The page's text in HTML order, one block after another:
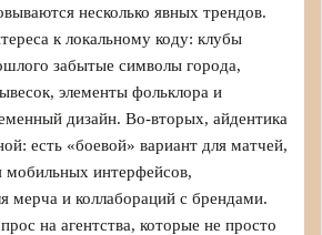
несколько явных трендов.
к локальному коду: клубы
забытые символы города,
элементы фольклора и
дизайн. Во‑вторых, айдентика
есть «боевой» вариант для матчей,
интерфейсов,
и коллабораций с брендами.
на агентства, которые не просто